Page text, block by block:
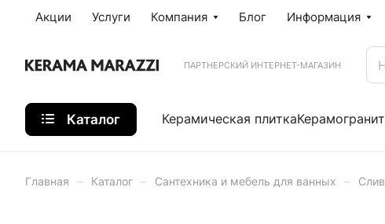
Акции Услуги Компания Блог Информация
ПАРТНЕРСКИЙ ИНТЕРНЕТ-МАГАЗИН
Каталог Керамическая плиткаКерамогранит
Главная – Каталог – Сантехника и мебель для ванных – Слив